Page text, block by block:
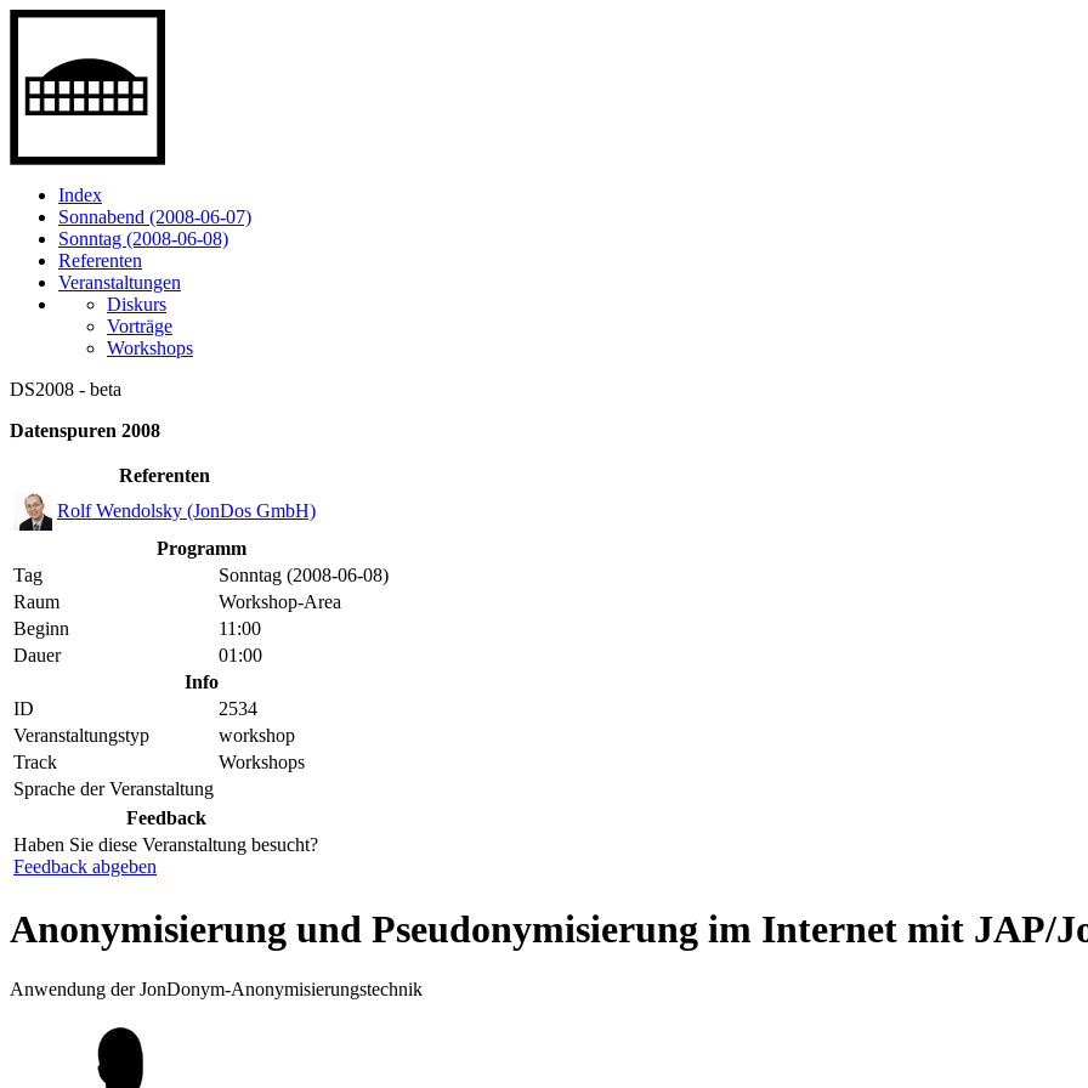
Index
Sonnabend (2008-06-07)
Sonntag (2008-06-08)
Referenten
Veranstaltungen
Diskurs
Vorträge
Workshops
DS2008 - beta
Datenspuren 2008
Referenten
Rolf Wendolsky (JonDos GmbH)
Programm
Tag
Sonntag (2008-06-08)
Raum
Workshop-Area
Beginn
11:00
Dauer
01:00
Info
ID
2534
Veranstaltungstyp
workshop
Track
Workshops
Sprache der Veranstaltung
Feedback
Haben Sie diese Veranstaltung besucht?
Feedback abgeben
Anonymisierung und Pseudonymisierung im Internet mit JAP/
Anwendung der JonDonym-Anonymisierungstechnik